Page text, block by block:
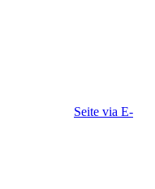
Seite via E-